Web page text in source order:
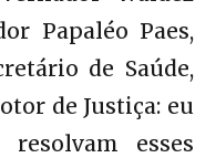
Papaléo Paes,
de Saúde,
de Justiça: eu
esses